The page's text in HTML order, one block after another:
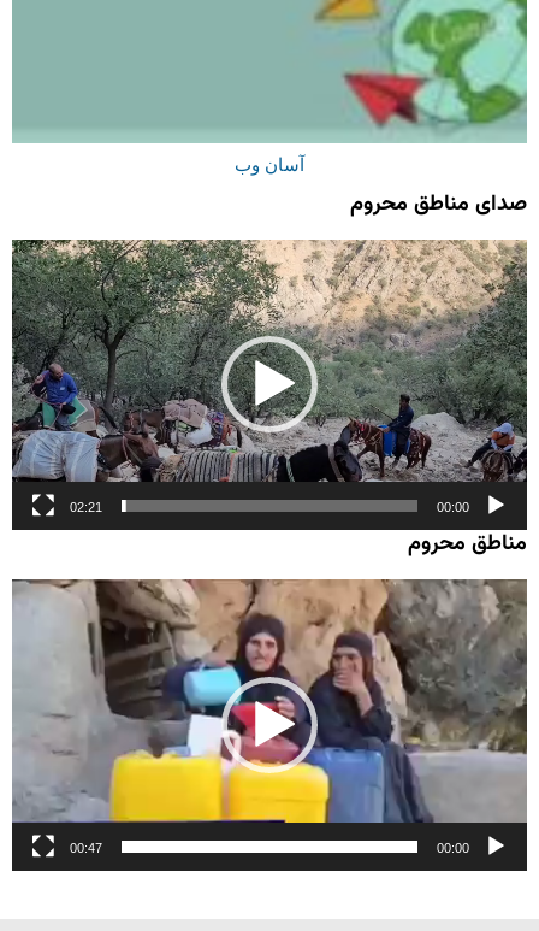
آسان وب
صدای مناطق محروم
نمایشگر
ویدیو
00:00
02:21
مناطق محروم
نمایشگر
ویدیو
00:00
00:47